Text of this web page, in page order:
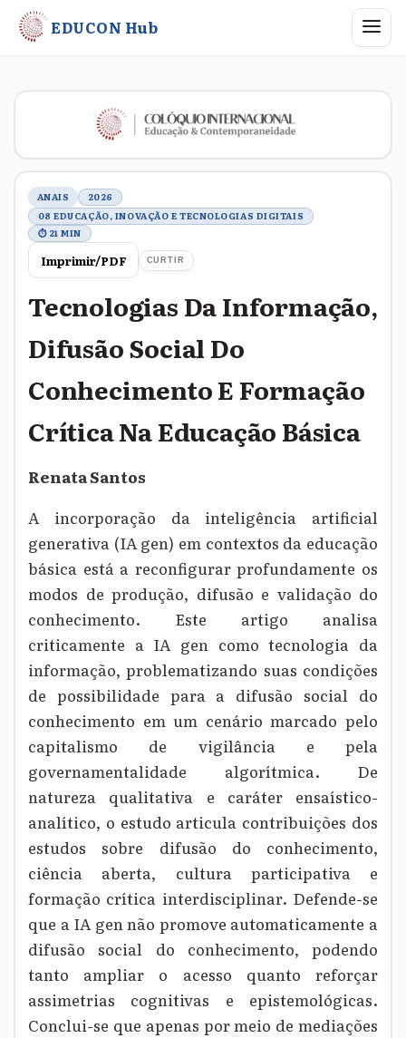
EDUCON Hub Abrir
Metadados do trabalho
ANAIS
2026
08 EDUCAÇÃO, INOVAÇÃO E TECNOLOGIAS DIGITAIS
⏱ 21 MIN
Imprimir/PDF CURTIR
Tecnologias Da Informação,
Difusão Social Do
Conhecimento E Formação
Crítica Na Educação Básica
Renata Santos
A incorporação da inteligência artificial
generativa (IA gen) em contextos da educação
básica está a reconfigurar profundamente os
modos de produção, difusão e validação do
conhecimento. Este artigo analisa
criticamente a IA gen como tecnologia da
informação, problematizando suas condições
de possibilidade para a difusão social do
conhecimento em um cenário marcado pelo
capitalismo de vigilância e pela
governamentalidade algorítmica. De
natureza qualitativa e caráter ensaístico-
analítico, o estudo articula contribuições dos
estudos sobre difusão do conhecimento,
ciência aberta, cultura participativa e
formação crítica interdisciplinar. Defende-se
que a IA gen não promove automaticamente a
difusão social do conhecimento, podendo
tanto ampliar o acesso quanto reforçar
assimetrias cognitivas e epistemológicas.
Conclui-se que apenas por meio de mediações